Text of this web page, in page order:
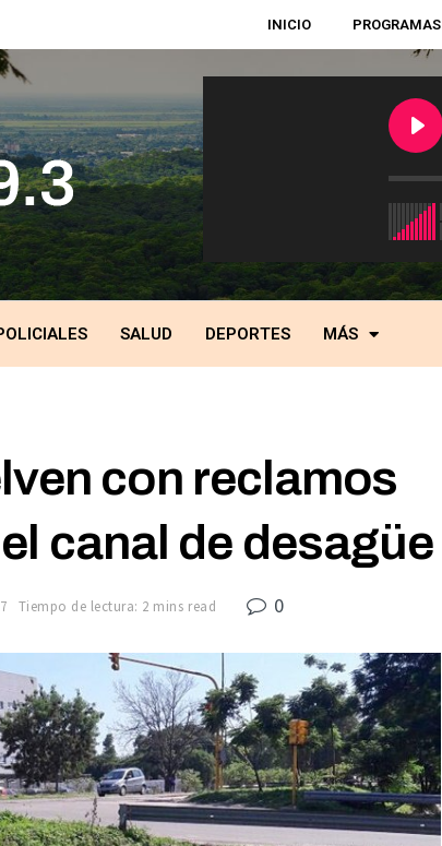
INICIO PROGRAMAS
SALUD DEPORTES MÁS
con reclamos
canal de desagüe
Tiempo de lectura: 2 mins read 0